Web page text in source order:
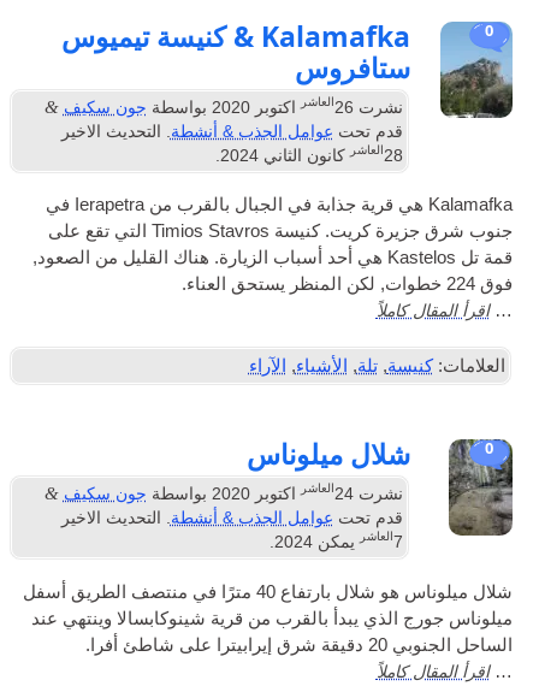
Kalamafka & كنيسة تيميوس
ستافروس
نشرت26العاشر اكتوبر 2020 بواسطةجون سكيف &
عوامل الجذب & أنشطة. التحديث الاخير
كانون الثاني 2024 .
Kalamafka هي قرية جذابة في الجبال بالقرب من Ierapetra في
جنوب شرق جزيرة كريت. كنيسة Timios Stavros التي تقع على
قمة تل Kastelos هي أحد أسباب الزيارة. هناك القليل من الصعود,
تلة,الأشياء,الآراء
شلال ميلوناس
نشرت24العاشر اكتوبر 2020 بواسطةجون سكيف &
قدم تحتعوامل الجذب & أنشطة. التحديث الاخير
العاشريمكن 2024 .
شلال ميلوناس هو شلال بارتفاع 40 مترًا في منتصف الطريق أسفل
يبدأ بالقرب من قرية شينوكابسالا وينتهي عند